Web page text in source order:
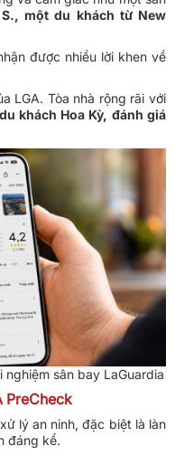
S., một du khách từ New
được nhiều lời khen về
LGA. Tòa nhà rộng rãi với
khách Hoa Kỳ, đánh giá
sân bay LaGuardia
PreCheck
lý an ninh, đặc biệt là làn
đáng kể.